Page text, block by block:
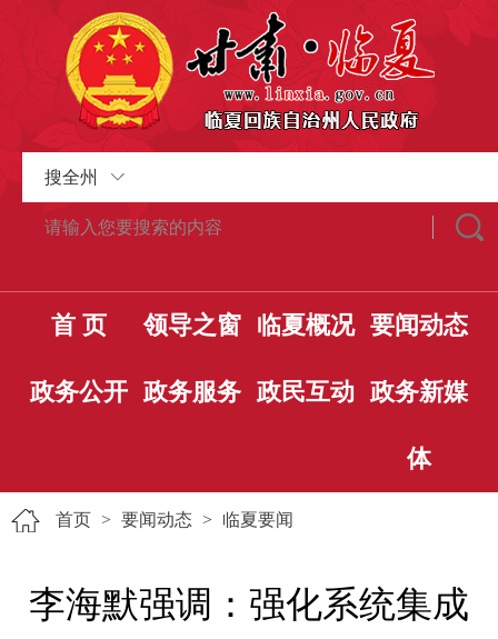
搜全州
首 页 领导之窗 临夏概况 要闻动态
政务公开 政务服务 政民互动 政务新媒
体
首页 > 要闻动态 > 临夏要闻
李海默强调：强化系统集成